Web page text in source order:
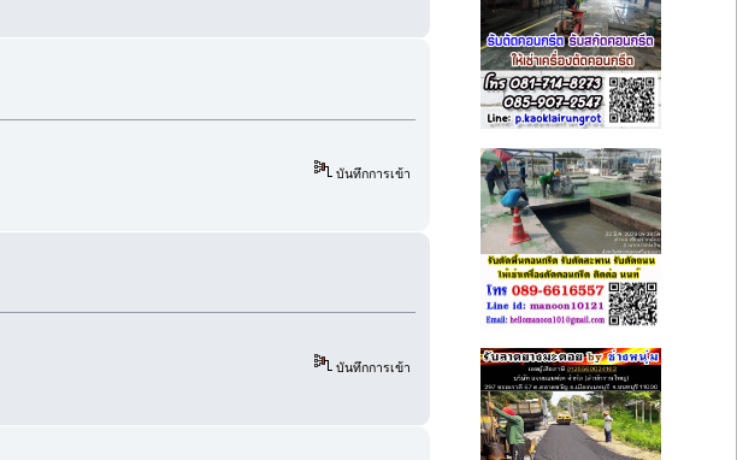
บันทึกการเข้า
บันทึกการเข้า